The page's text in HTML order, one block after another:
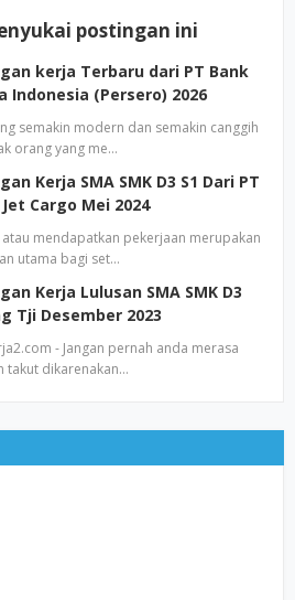
postingan ini
kerja Terbaru dari PT Bank
Indonesia (Persero) 2026
semakin modern dan semakin canggih
orang yang me…
Kerja SMA SMK D3 S1 Dari PT
Cargo Mei 2024
mendapatkan pekerjaan merupakan
utama bagi set…
Kerja Lulusan SMA SMK D3
Tji Desember 2023
- Jangan pernah anda merasa
takut dikarenakan…